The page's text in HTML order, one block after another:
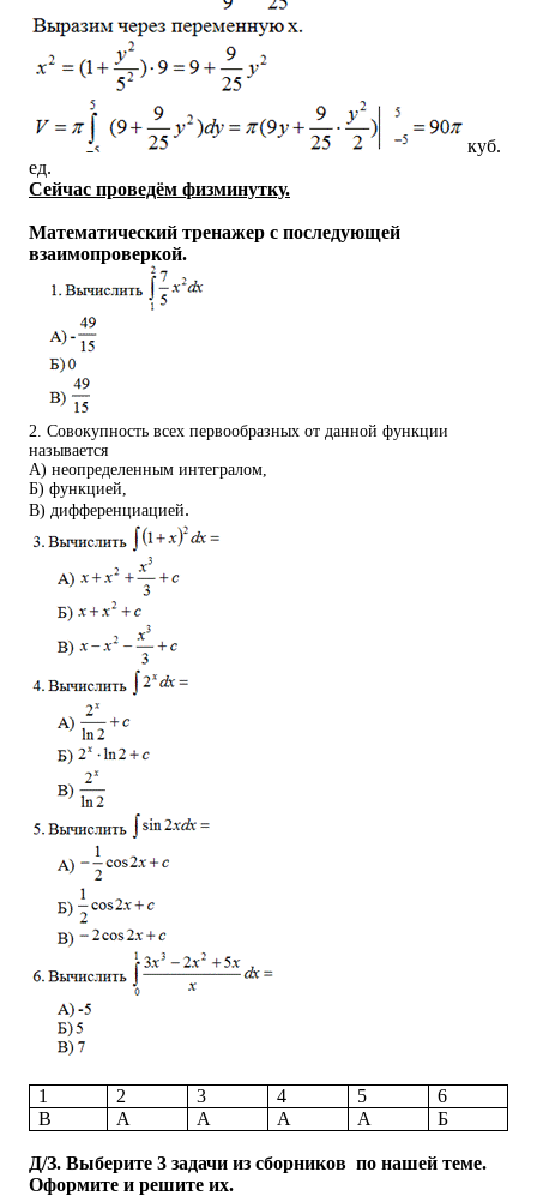
куб.
ед.
Сейчас проведём физминутку.
Математический тренажер с последующей
взаимопроверкой.
2. Совокупность всех первообразных от данной функции
называется
А) неопределенным интегралом,
Б) функцией,
В) дифференциацией.
1 2 3 4 5
6
В
А А А А Б
Д/З. Выберите 3 задачи из сборников по нашей теме.
Оформите и решите их.